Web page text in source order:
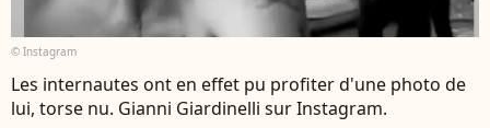
© Instagram
Les internautes ont en effet pu profiter d'une photo de
lui, torse nu. Gianni Giardinelli sur Instagram.